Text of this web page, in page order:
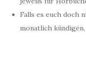
Falls es euch doch
monatlich